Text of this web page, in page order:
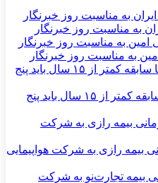
به مناسبت روز خبرنگار
به مناسبت روز خبرنگار
قانون جدید بازنشستگی؛ افراد با سابقه کمتر از ۱۵ سال باید پنج
میلیارد تومانی بیمه رازی به شرکت هواپیمایی